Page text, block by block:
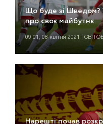
Що буде зі Шведом?
про своє майбутнє
09:01, 08 квітня 2021 |
Нарешті почав